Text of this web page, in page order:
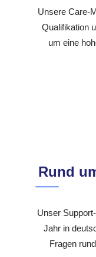
Unsere Care-
Qualifikation
um eine
Rund
Unser
Jahr in
Fragen